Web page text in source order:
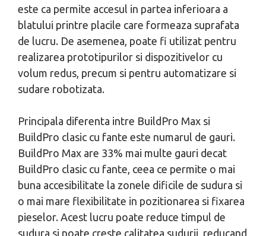
este ca permite accesul in partea inferioara a
blatului printre placile care formeaza suprafata
de lucru. De asemenea, poate fi utilizat pentru
realizarea prototipurilor si dispozitivelor cu
volum redus, precum si pentru automatizare si
sudare robotizata.
Principala diferenta intre BuildPro Max si
BuildPro clasic cu fante este numarul de gauri.
BuildPro Max are 33% mai multe gauri decat
BuildPro clasic cu fante, ceea ce permite o mai
buna accesibilitate la zonele dificile de sudura si
o mai mare flexibilitate in pozitionarea si fixarea
pieselor. Acest lucru poate reduce timpul de
sudura si poate creste calitatea sudurii, reducand